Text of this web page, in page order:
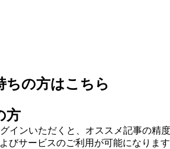
ちの方はこちら
方
インいただくと、オススメ記事の精
びサービスのご利用が可能になりま